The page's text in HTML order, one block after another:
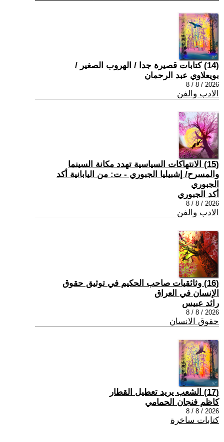
(14) كتابات قصيرة جدا / الهروب الصغير /
بويعلاوي عبد الرحمان
2026 / 8 / 8
الادب والفن
(15) الانتهاكات السياسية تهدد مكانة السينما
والمسرح/ إشبيليا الجبوري - ت: من اليابانية أكد
الجبوري
أكد الجبوري
2026 / 8 / 8
الادب والفن
(16) وثائقيات صاحب الحكيم في توثيق حقوق
الإنسان في العراق
رائد عبيس
2026 / 8 / 8
حقوق الانسان
(17) الشعب يريد تعطيل القطار
كاظم فنجان الحمامي
2026 / 8 / 8
كتابات ساخرة